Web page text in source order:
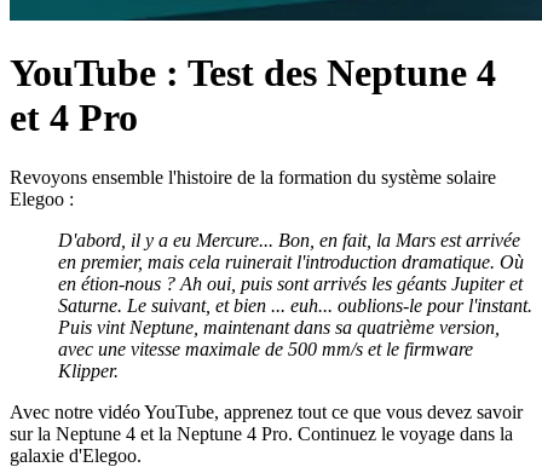
YouTube : Test des Neptune 4
et 4 Pro
Revoyons ensemble l'histoire de la formation du système solaire
Elegoo :
D'abord, il y a eu Mercure... Bon, en fait, la Mars est arrivée
en premier, mais cela ruinerait l'introduction dramatique. Où
en étion-nous ? Ah oui, puis sont arrivés les géants Jupiter et
Saturne. Le suivant, et bien ... euh... oublions-le pour l'instant.
Puis vint Neptune, maintenant dans sa quatrième version,
avec une vitesse maximale de 500 mm/s et le firmware
Klipper.
Avec notre vidéo YouTube, apprenez tout ce que vous devez savoir
sur la Neptune 4 et la Neptune 4 Pro. Continuez le voyage dans la
galaxie d'Elegoo.